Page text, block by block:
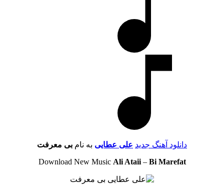
دانلود آهنگ جدید علی عطایی به نام بی معرفت
Download New Music Ali Ataii– Bi Marefat